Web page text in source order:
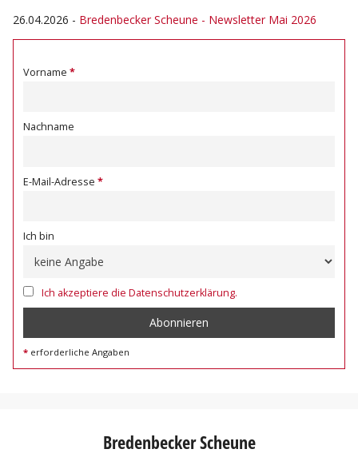
26.04.2026 - Bredenbecker Scheune - Newsletter Mai 2026
Vorname
Nachname
E-Mail-Adresse
Ich bin
Ich akzeptiere die Datenschutzerklärung.
erforderliche Angaben
Bredenbecker Scheune